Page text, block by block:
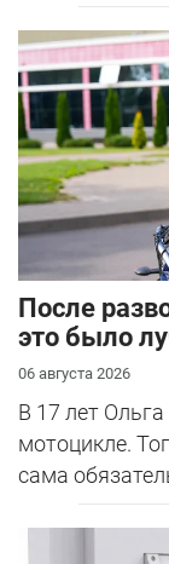
После
это было
06 августа 2026
В 17 лет
мотоцикле.
сама